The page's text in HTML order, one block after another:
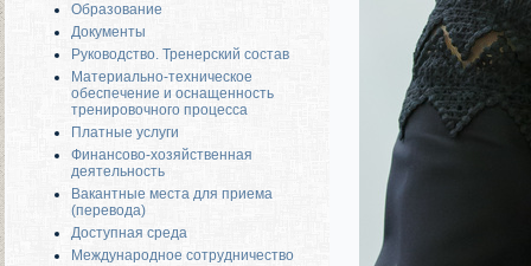
Образование
Документы
Руководство. Тренерский состав
Материально-техническое
обеспечение и оснащенность
тренировочного процесса
Платные услуги
Финансово-хозяйственная
деятельность
Вакантные места для приема
(перевода)
Доступная среда
Международное сотрудничество